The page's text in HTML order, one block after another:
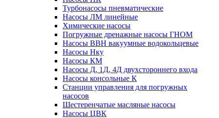
Турбонасосы пневматические
Насосы ЛМ линейные
Химические насосы
Погружные дренажные насосы ГНОМ
Насосы ВВН вакуумные водокольцевые
Насосы Нку
Насосы КМ
Насосы Д, 1Д, 4Д двухстороннего входа
Насосы консольные К
Станции управления для погружных
насосов
Шестеренчатые масляные насосы
Насосы ЦВК